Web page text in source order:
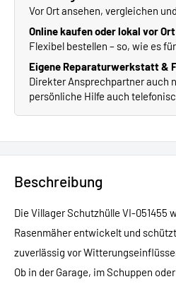
Vor Ort ansehen, vergleichen
Online kaufen oder lokal vor Ort
Flexibel bestellen – so, wie es
Eigene Reparaturwerkstatt &
Direkter Ansprechpartner auch
persönliche Hilfe auch
Beschreibung
Die Villager Schutzhülle VI-051455
Rasenmäher entwickelt und
zuverlässig vor
Ob in der Garage, im Schuppen